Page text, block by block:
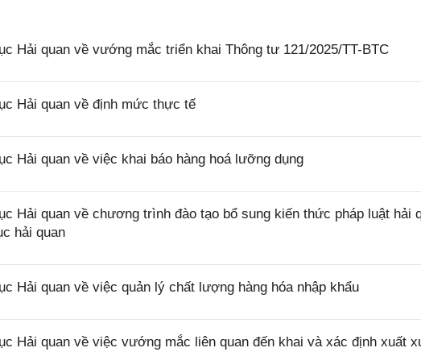
Hải quan về vướng mắc triển khai Thông tư 121/2025/TT-BTC
Hải quan về định mức thực tế
Hải quan về việc khai báo hàng hoá lưỡng dụng
Hải quan về chương trình đào tạo bổ sung kiến thức pháp luật hải
hải quan
Hải quan về việc quản lý chất lượng hàng hóa nhập khẩu
Hải quan về việc vướng mắc liên quan đến khai và xác định xuất